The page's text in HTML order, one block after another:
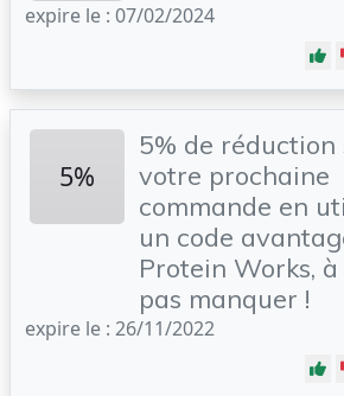
expire le : 07/02/2024
5%
5% de réduction
votre prochaine
commande en
un code
Protein Works, à
pas manquer !
expire le : 26/11/2022